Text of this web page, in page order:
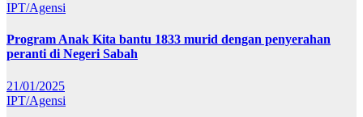
IPT/Agensi
Program Anak Kita bantu 1833 murid dengan penyerahan
peranti di Negeri Sabah
21/01/2025
IPT/Agensi